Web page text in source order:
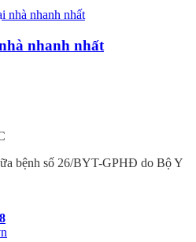
nhanh nhất
bệnh số 26/BYT-GPHĐ do Bộ Y